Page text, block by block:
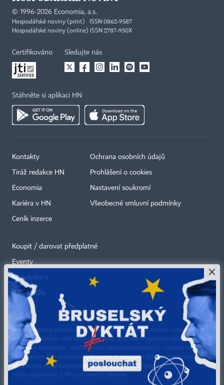
© 1996-2026 Economia, a.s.
Hospodářské noviny (print) ISSN 0862-9587
Hospodářské noviny (online) ISSN 2787-950X
Certifikováno Sledujte nás
Stáhněte si aplikaci HN
Kontakty
Tiráž redakce HN
Economia
Kariéra v HN
Ceník inzerce
Ochrana osobních údajů
Prohlášení o cookies
Nastavení soukromí
Všeobecné smluvní podmínky
Koupit / darovat předplatné
Eventy
Newslettery
RSS kanály
Autorská práva vykonává vydavatel. Bez písemného svolení vydavatele je
zakázáno jakékoli užití částí nebo celku díla, zejména rozmnožování a šíření
jakýmkoli způsobem, mechanickým nebo elektronickým, v českém nebo
jiném jazyce. Bez souhlasu vydavatele je zakázáno též rozmnožování
obsahu pro účely automatizované analýzy textů nebo dat
podle ustanovení § 39c autorského zákona.
×